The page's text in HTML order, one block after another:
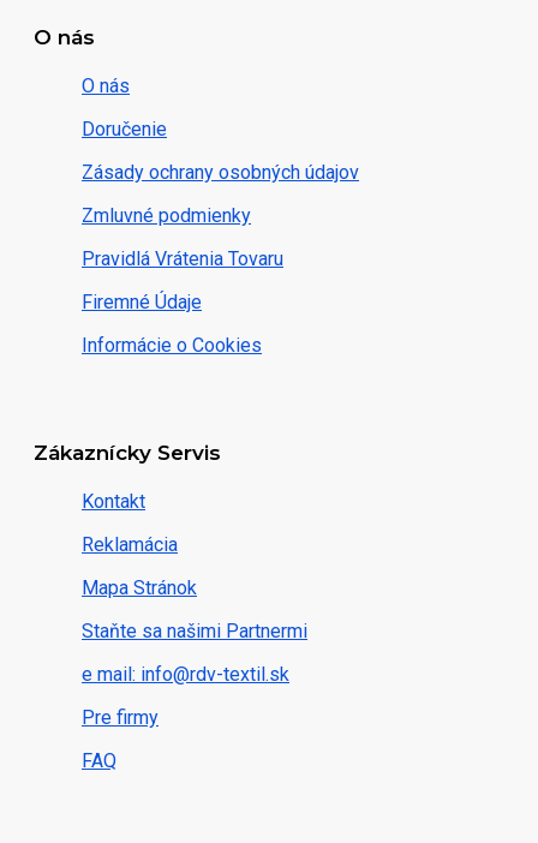
O nás
O nás
Doručenie
Zásady ochrany osobných údajov
Zmluvné podmienky
Pravidlá Vrátenia Tovaru
Firemné Údaje
Informácie o Cookies
Zákaznícky Servis
Kontakt
Reklamácia
Mapa Stránok
Staňte sa našimi Partnermi
e mail: info@rdv-textil.sk
Pre firmy
FAQ